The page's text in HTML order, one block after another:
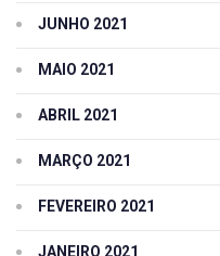
JUNHO 2021
MAIO 2021
ABRIL 2021
MARÇO 2021
FEVEREIRO 2021
JANEIRO 2021